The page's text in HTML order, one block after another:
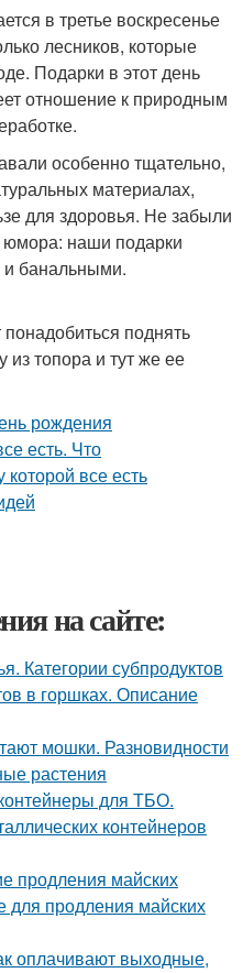
в третье воскресенье
лесников, которые
Подарки в этот день
отношение к природным
особенно тщательно,
материалах,
для здоровья. Не забыли
юмора: наши подарки
и банальными.
поднять
из топора и тут же ее
на сайте:
Категории субпродуктов
в горшках. Описание
мошки. Разновидности
растения
для ТБО.
контейнеров
продления майских
для продления майских
оплачивают выходные,